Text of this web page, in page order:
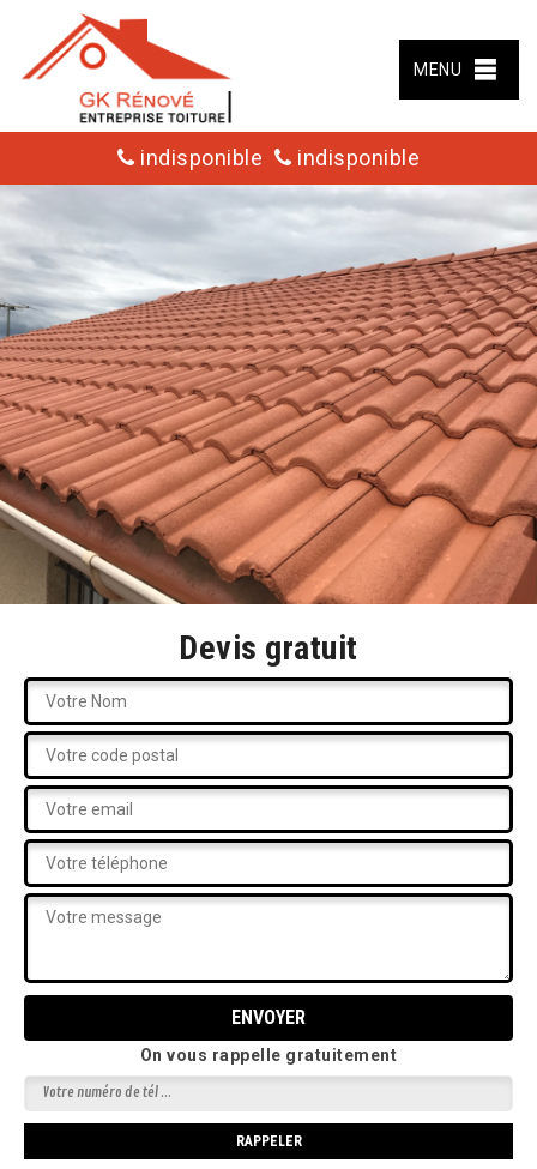
MENU
indisponible indisponible
Devis gratuit
On vous rappelle gratuitement